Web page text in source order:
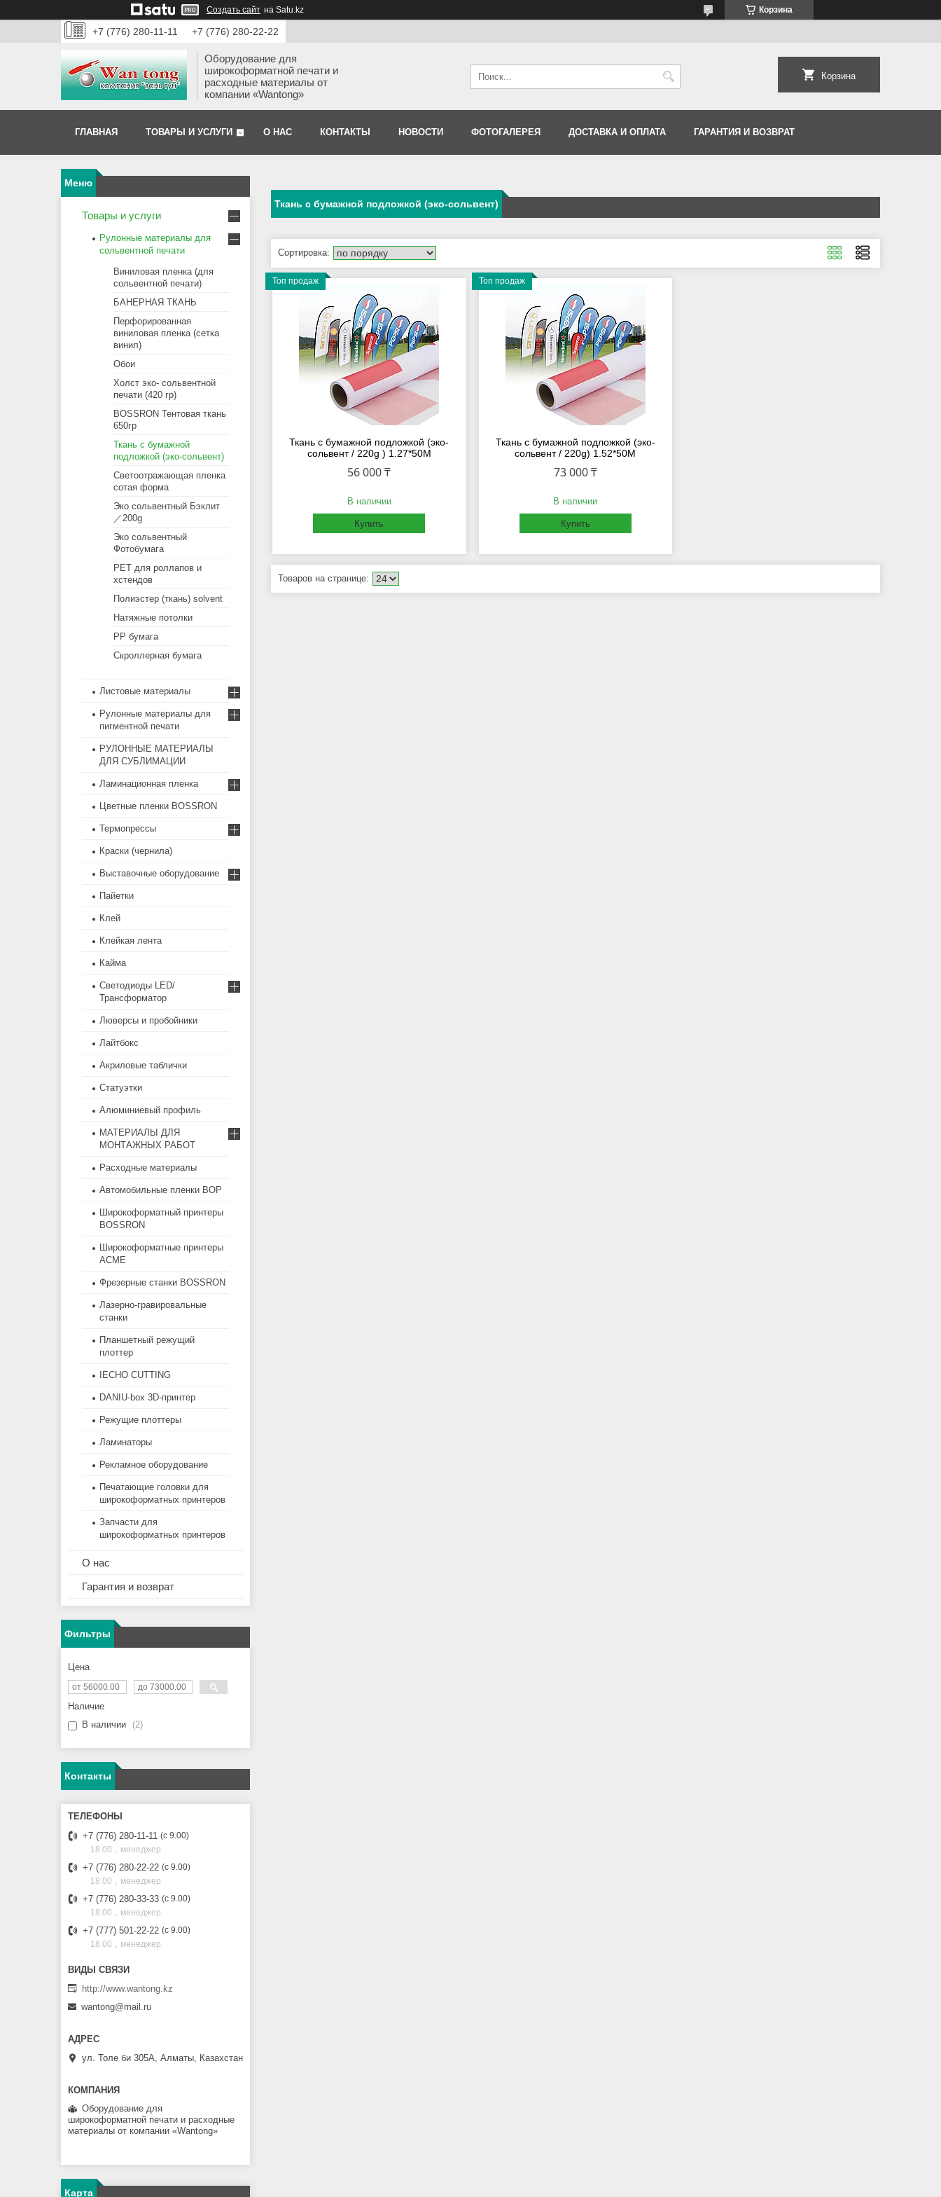
Создать сайт на Satu.kz Корзина
+7 (776) 280-11-11 +7 (776) 280-22-22
Оборудование для
широкоформатной печати и
расходные материалы от
компании «Wantong»
Корзина
ГЛАВНАЯ ТОВАРЫ И УСЛУГИ О НАС КОНТАКТЫ НОВОСТИ ФОТОГАЛЕРЕЯ ДОСТАВКА И ОПЛАТА ГАРАНТИЯ И ВОЗВРАТ
Ткань с бумажной подложкой (эко-сольвент)
Топ продаж
Ткань с бумажной подложкой (эко-
сольвент / 220g ) 1.27*50M
56 000 ₸
В наличии
Купить
Топ продаж
Ткань с бумажной подложкой (эко-
сольвент / 220g) 1.52*50M
73 000 ₸
В наличии
Купить
Товары и услуги
Рулонные материалы для
сольвентной печати
Виниловая пленка (для
сольвентной печати)
БАНЕРНАЯ ТКАНЬ
Перфорированная
виниловая пленка (сетка
винил)
Обои
Холст эко- сольвентной
печати (420 гр)
BOSSRON Тентовая ткань
650гр
Ткань с бумажной
подложкой (эко-сольвент)
Светоотражающая пленка
сотая форма
Эко сольвентный Бэклит
／200g
Эко сольвентный
Фотобумага
PET для роллапов и
хстендов
Полиэстер (ткань) solvent
Натяжные потолки
PP бумага
Скроллерная бумага
Листовые материалы
Рулонные материалы для
пигментной печати
РУЛОННЫЕ МАТЕРИАЛЫ
ДЛЯ СУБЛИМАЦИИ
Ламинационная пленка
Цветные пленки BOSSRON
Термопрессы
Краски (чернила)
Выставочные оборудование
Пайетки
Клей
Клейкая лента
Кайма
Светодиоды LED/
Трансформатор
Люверсы и пробойники
Лайтбокс
Акриловые таблички
Статуэтки
Алюминиевый профиль
МАТЕРИАЛЫ ДЛЯ
МОНТАЖНЫХ РАБОТ
Расходные материалы
Автомобильные пленки BOP
Широкоформатный принтеры
BOSSRON
Широкоформатные принтеры
ACME
Фрезерные станки BOSSRON
Лазерно-гравировальные
станки
Планшетный режущий
плоттер
IECHO CUTTING
DANIU-box 3D-принтер
Режущие плоттеры
Ламинаторы
Рекламное оборудование
Печатающие головки для
широкоформатных принтеров
Запчасти для
широкоформатных принтеров
О нас
Гарантия и возврат
Фильтры
Цена
Наличие
В наличии
2
Контакты
+7 (776) 280-11-11 с 9.00
18.00，менеджер
+7 (776) 280-22-22 с 9.00
18.00，менеджер
+7 (776) 280-33-33 с 9.00
18.00，менеджер
+7 (777) 501-22-22 с 9.00
18.00，менеджер
http://www.wantong.kz
wantong@mail.ru
ул. Толе би 305А, Алматы, Казахстан
Оборудование для
широкоформатной печати и расходные
материалы от компании «Wantong»
Карта